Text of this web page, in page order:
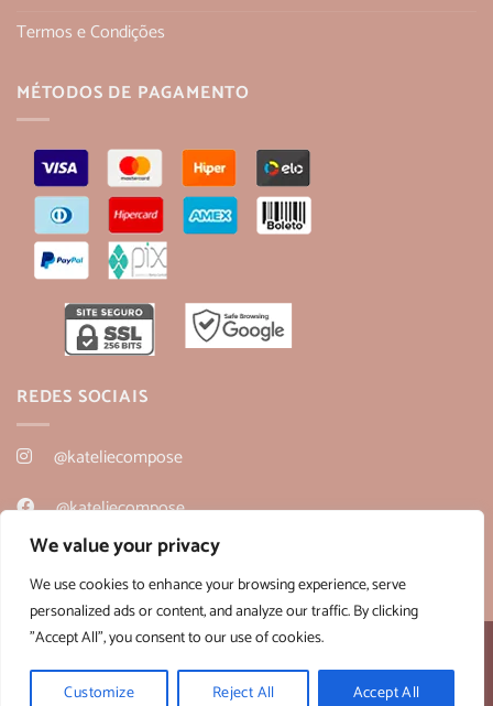
We value your privacy
We use cookies to enhance your browsing experience, serve
personalized ads or content, and analyze our traffic. By clicking
"Accept All", you consent to our use of cookies.
Customize Reject All Accept All
Termos e Condições
MÉTODOS DE PAGAMENTO
REDES SOCIAIS
@kateliecompose
@kateliecompose
@kateliecompose
Copyright 2026 ©
Kateliê Composê- CNPJ 36.430.458/0001-28